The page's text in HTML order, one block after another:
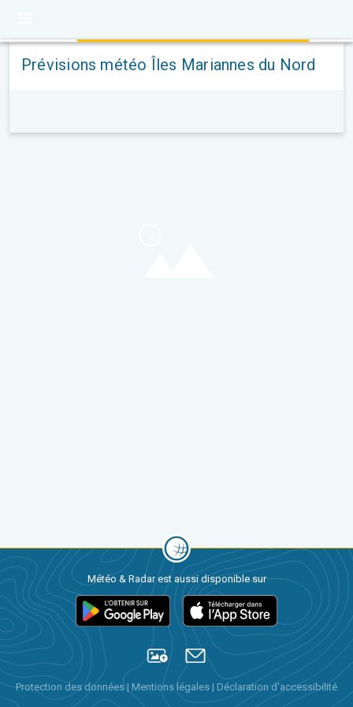
Prévisions météo Îles Mariannes du Nord
Météo & Radar est aussi disponible sur
Protection des données| Mentions légales | Déclaration d'accessibilité